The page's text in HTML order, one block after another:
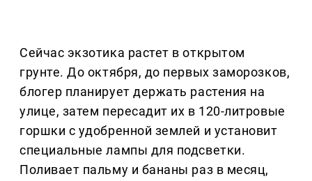
Сейчас экзотика растет в открытом
грунте. До октября, до первых заморозков,
блогер планирует держать растения на
улице, затем пересадит их в 120-литровые
горшки с удобренной землей и установит
специальные лампы для подсветки.
Поливает пальму и бананы раз в месяц,